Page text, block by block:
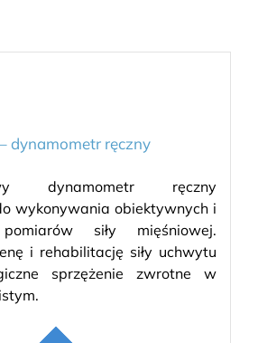
dynamometr ręczny
dynamometr ręczny
wykonywania obiektywnych i
siły mięśniowej.
i rehabilitację siły uchwytu
sprzężenie zwrotne w